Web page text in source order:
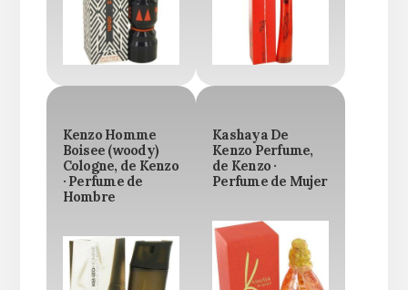
Kenzo Homme
Boisee (woody)
Cologne, de Kenzo
· Perfume de
Hombre
Kashaya De
Kenzo Perfume,
de Kenzo ·
Perfume de Mujer